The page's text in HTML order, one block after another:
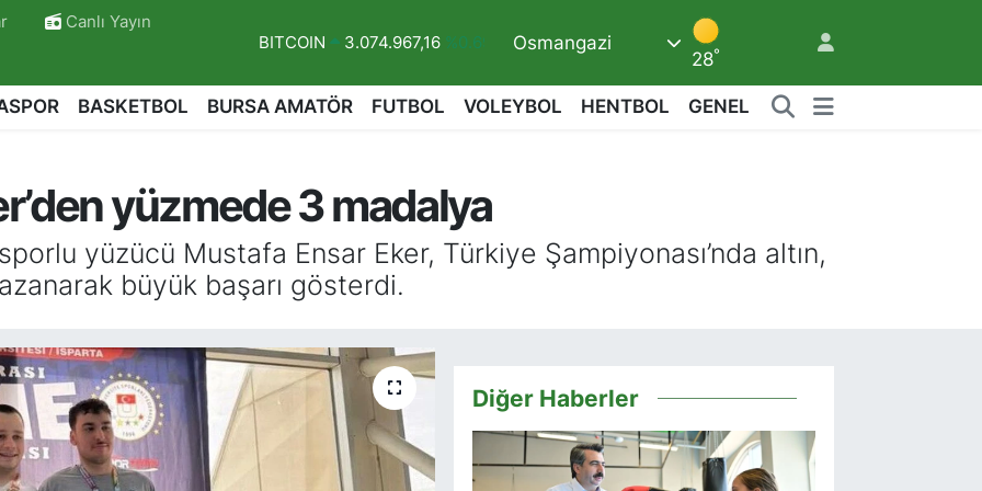
Canlı Yayın
DOLAR 47,5986 %0.06
EURO
55,0700 %0.1
BİST100
13.703 %0
BITCOIN
3.074.967,16 %0.69
Osmangazi
28°
BASKETBOL BURSA AMATÖR FUTBOL VOLEYBOL HENTBOL GENEL
yüzmede 3 madalya
yüzücü Mustafa Ensar Eker, Türkiye Şampiyonası’nda altın,
büyük başarı gösterdi.
Diğer Haberler